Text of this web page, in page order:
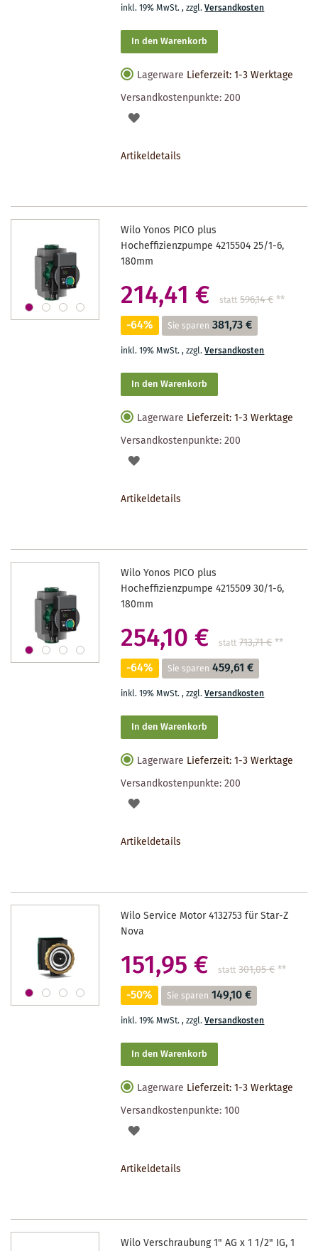
inkl. 19% MwSt.,zzgl.Versandkosten
In den Warenkorb
Lagerware Lieferzeit: 1-3 Werktage
Versandkostenpunkte:200
AUF
Artikeldetails
Wilo Yonos PICO plus
Hocheffizienzpumpe 4215504 25/1-6,
180mm
214,41 € statt 596,14 €**
-64% Sie sparen 381,73 €
inkl. 19% MwSt.,zzgl.Versandkosten
In den Warenkorb
Lagerware Lieferzeit: 1-3 Werktage
Versandkostenpunkte:200
AUF
Artikeldetails
Wilo Yonos PICO plus
Hocheffizienzpumpe 4215509 30/1-6,
180mm
254,10 € statt 713,71 €**
-64% Sie sparen 459,61 €
inkl. 19% MwSt.,zzgl.Versandkosten
In den Warenkorb
Lagerware Lieferzeit: 1-3 Werktage
Versandkostenpunkte:200
AUF
Artikeldetails
Wilo Service Motor 4132753 für Star-Z
Nova
151,95 € statt 301,05 €**
-50% Sie sparen 149,10 €
inkl. 19% MwSt.,zzgl.Versandkosten
In den Warenkorb
Lagerware Lieferzeit: 1-3 Werktage
Versandkostenpunkte:100
AUF
Artikeldetails
Wilo Verschraubung 1" AG x 1 1/2" IG, 1